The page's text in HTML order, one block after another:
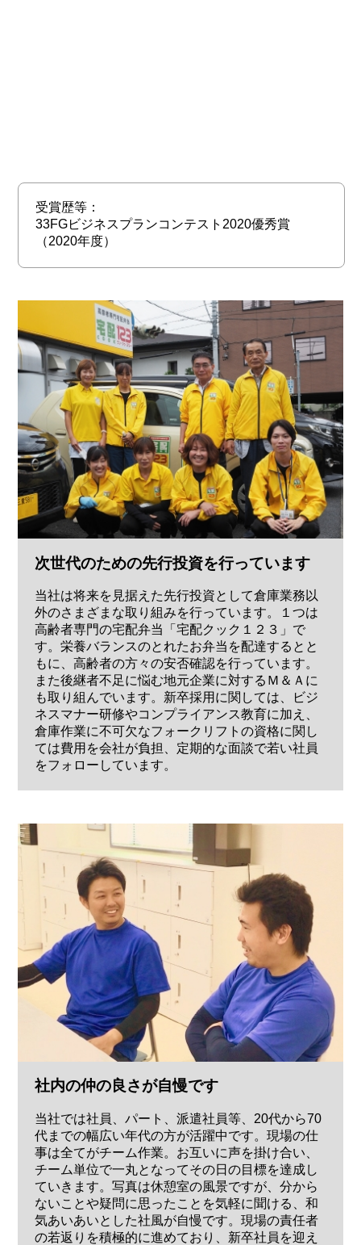
受賞歴等：
33FGビジネスプランコンテスト2020優秀賞
（2020年度）
次世代のための先行投資を行っています
当社は将来を見据えた先行投資として倉庫業務以
外のさまざまな取り組みを行っています。１つは
高齢者専門の宅配弁当「宅配クック１２３」で
す。栄養バランスのとれたお弁当を配達するとと
もに、高齢者の方々の安否確認を行っています。
また後継者不足に悩む地元企業に対するＭ＆Ａに
も取り組んでいます。新卒採用に関しては、ビジ
ネスマナー研修やコンプライアンス教育に加え、
倉庫作業に不可欠なフォークリフトの資格に関し
ては費用を会社が負担、定期的な面談で若い社員
をフォローしています。
社内の仲の良さが自慢です
当社では社員、パート、派遣社員等、20代から70
代までの幅広い年代の方が活躍中です。現場の仕
事は全てがチーム作業。お互いに声を掛け合い、
チーム単位で一丸となってその日の目標を達成し
ていきます。写真は休憩室の風景ですが、分から
ないことや疑問に思ったことを気軽に聞ける、和
気あいあいとした社風が自慢です。現場の責任者
の若返りを積極的に進めており、新卒社員を迎え